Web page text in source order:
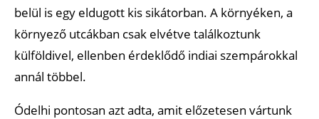
belül is egy eldugott kis sikátorban. A környéken, a
környező utcákban csak elvétve találkoztunk
külföldivel, ellenben érdeklődő indiai szempárokkal
annál többel.
Ódelhi pontosan azt adta, amit előzetesen vártunk